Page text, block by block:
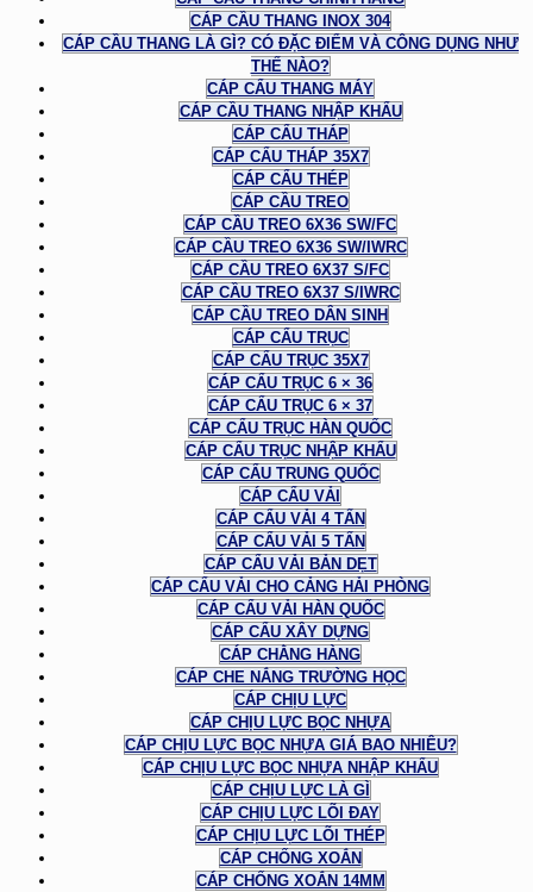
CÁP CẦU THANG INOX 304
CÁP CẦU THANG LÀ GÌ? CÓ ĐẶC ĐIỂM VÀ CÔNG DỤNG NHƯ
THẾ NÀO?
CÁP CẨU THANG MÁY
CÁP CẦU THANG NHẬP KHẨU
CÁP CẨU THÁP
CÁP CẨU THÁP 35X7
CÁP CẨU THÉP
CÁP CẦU TREO
CÁP CẦU TREO 6X36 SW/FC
CÁP CẦU TREO 6X36 SW/IWRC
CÁP CẦU TREO 6X37 S/FC
CÁP CẦU TREO 6X37 S/IWRC
CÁP CẦU TREO DÂN SINH
CÁP CẨU TRỤC
CÁP CẨU TRỤC 35X7
CÁP CẨU TRỤC 6 × 36
CÁP CẨU TRỤC 6 × 37
CÁP CẨU TRỤC HÀN QUỐC
CÁP CẨU TRỤC NHẬP KHẨU
CÁP CẨU TRUNG QUỐC
CÁP CẨU VẢI
CÁP CẨU VẢI 4 TẤN
CÁP CẨU VẢI 5 TẤN
CÁP CẨU VẢI BẢN DẸT
CÁP CẨU VẢI CHO CẢNG HẢI PHÒNG
CÁP CẨU VẢI HÀN QUỐC
CÁP CẨU XÂY DỰNG
CÁP CHẰNG HÀNG
CÁP CHE NẮNG TRƯỜNG HỌC
CÁP CHỊU LỰC
CÁP CHỊU LỰC BỌC NHỰA
CÁP CHỊU LỰC BỌC NHỰA GIÁ BAO NHIÊU?
CÁP CHỊU LỰC BỌC NHỰA NHẬP KHẨU
CÁP CHỊU LỰC LÀ GÌ
CÁP CHỊU LỰC LÕI ĐAY
CÁP CHỊU LỰC LÕI THÉP
CÁP CHỐNG XOẮN
CÁP CHỐNG XOẮN 14MM